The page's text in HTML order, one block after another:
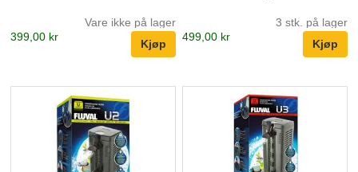
Vare ikke på lager
399,00 kr
3 stk. på lager
499,00 kr